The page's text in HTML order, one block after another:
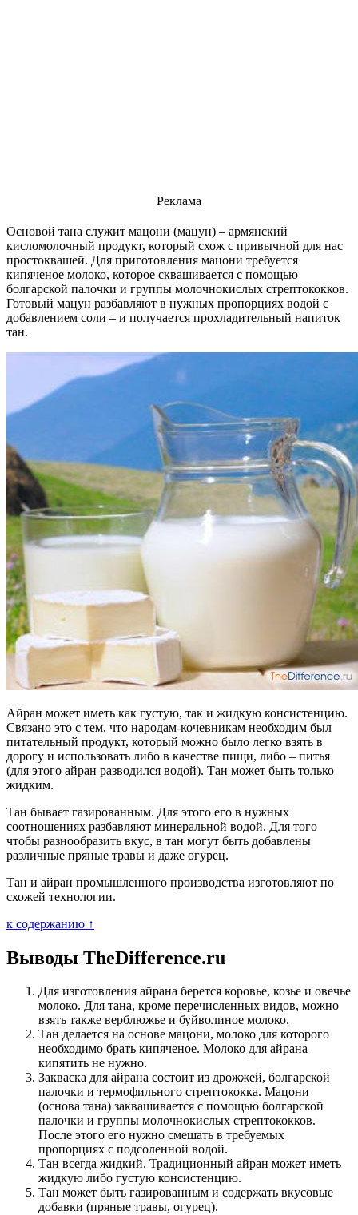
Реклама
Основой тана служит мацони (мацун) – армянский
кисломолочный продукт, который схож с привычной для нас
простоквашей. Для приготовления мацони требуется
кипяченое молоко, которое сквашивается с помощью
болгарской палочки и группы молочнокислых стрептококков.
Готовый мацун разбавляют в нужных пропорциях водой с
добавлением соли – и получается прохладительный напиток
тан.
Айран может иметь как густую, так и жидкую консистенцию.
Связано это с тем, что народам-кочевникам необходим был
питательный продукт, который можно было легко взять в
дорогу и использовать либо в качестве пищи, либо – питья
(для этого айран разводился водой). Тан может быть только
жидким.
Тан бывает газированным. Для этого его в нужных
соотношениях разбавляют минеральной водой. Для того
чтобы разнообразить вкус, в тан могут быть добавлены
различные пряные травы и даже огурец.
Тан и айран промышленного производства изготовляют по
схожей технологии.
к содержанию ↑
Выводы TheDifference.ru
Для изготовления айрана берется коровье, козье и овечье
молоко. Для тана, кроме перечисленных видов, можно
взять также верблюжье и буйволиное молоко.
Тан делается на основе мацони, молоко для которого
необходимо брать кипяченое. Молоко для айрана
кипятить не нужно.
Закваска для айрана состоит из дрожжей, болгарской
палочки и термофильного стрептококка. Мацони
(основа тана) заквашивается с помощью болгарской
палочки и группы молочнокислых стрептококков.
После этого его нужно смешать в требуемых
пропорциях с подсоленной водой.
Тан всегда жидкий. Традиционный айран может иметь
жидкую либо густую консистенцию.
Тан может быть газированным и содержать вкусовые
добавки (пряные травы, огурец).